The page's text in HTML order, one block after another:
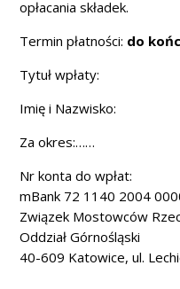
opłacania składek.
Termin płatności: do
Tytuł wpłaty:
Imię i Nazwisko:
Za okres:……
Nr konta do wpłat:
mBank 72 1140 2004
Związek Mostowców
Oddział Górnośląski
40-609 Katowice, ul.